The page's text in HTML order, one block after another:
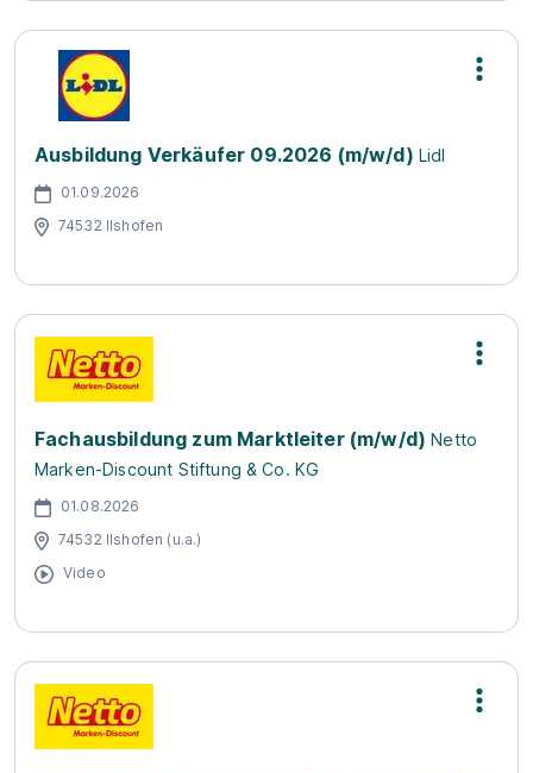
Ausbildung Verkäufer 09.2026 (m/w/d) Lidl
01.09.2026
74532 Ilshofen
Fachausbildung zum Marktleiter (m/w/d) Netto
Marken-Discount Stiftung & Co. KG
01.08.2026
74532 Ilshofen (u.a.)
Video